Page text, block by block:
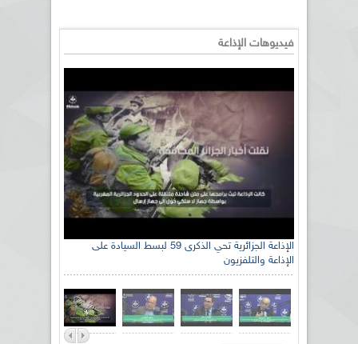
فيديوهات الإذاعة
الإذاعة الجزائرية تحي الذكرى 59 لبسط السيادة على
الإذاعة والتلفزيون